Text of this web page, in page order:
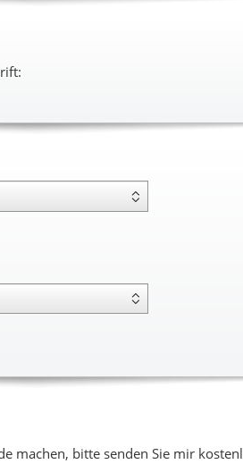
machen, bitte senden Sie mir